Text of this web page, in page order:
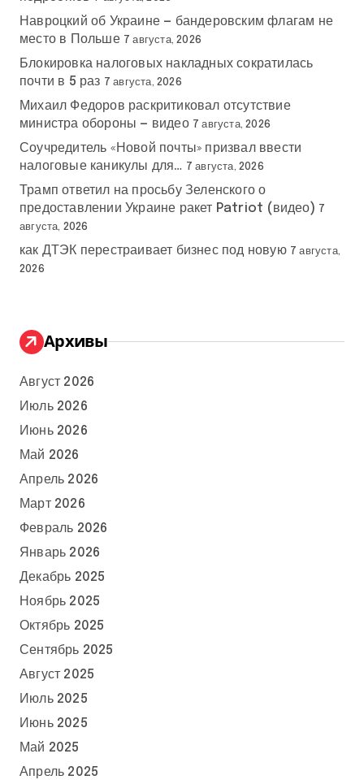
Навроцкий об Украине — бандеровским флагам не
место в Польше 7 августа, 2026
Блокировка налоговых накладных сократилась
почти в 5 раз 7 августа, 2026
Михаил Федоров раскритиковал отсутствие
министра обороны — видео 7 августа, 2026
Соучредитель «Новой почты» призвал ввести
налоговые каникулы для… 7 августа, 2026
Трамп ответил на просьбу Зеленского о
предоставлении Украине ракет Patriot (видео) 7
августа, 2026
как ДТЭК перестраивает бизнес под новую 7 августа,
2026
Архивы
Август 2026
Июль 2026
Июнь 2026
Май 2026
Апрель 2026
Март 2026
Февраль 2026
Январь 2026
Декабрь 2025
Ноябрь 2025
Октябрь 2025
Сентябрь 2025
Август 2025
Июль 2025
Июнь 2025
Май 2025
Апрель 2025